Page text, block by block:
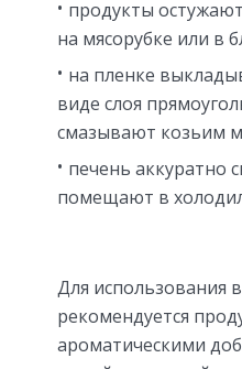
продукты
на мясорубке или в
на пленке
виде слоя
смазывают козьим
печень аккуратно
помещают в
Для использования
рекомендуется
ароматическими